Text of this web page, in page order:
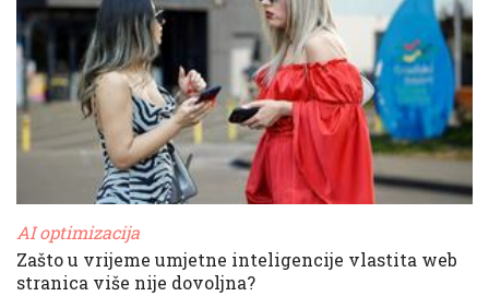
AI optimizacija
Zašto u vrijeme umjetne inteligencije vlastita web
stranica više nije dovoljna?